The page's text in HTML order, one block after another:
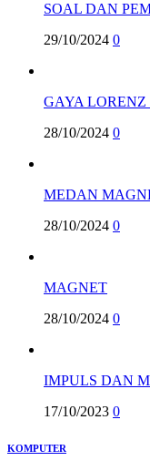
SOAL DAN
29/10/2024 0
GAYA LORENZ
28/10/2024 0
MEDAN
28/10/2024 0
MAGNET
28/10/2024 0
IMPULS DAN
17/10/2023 0
KOMPUTER